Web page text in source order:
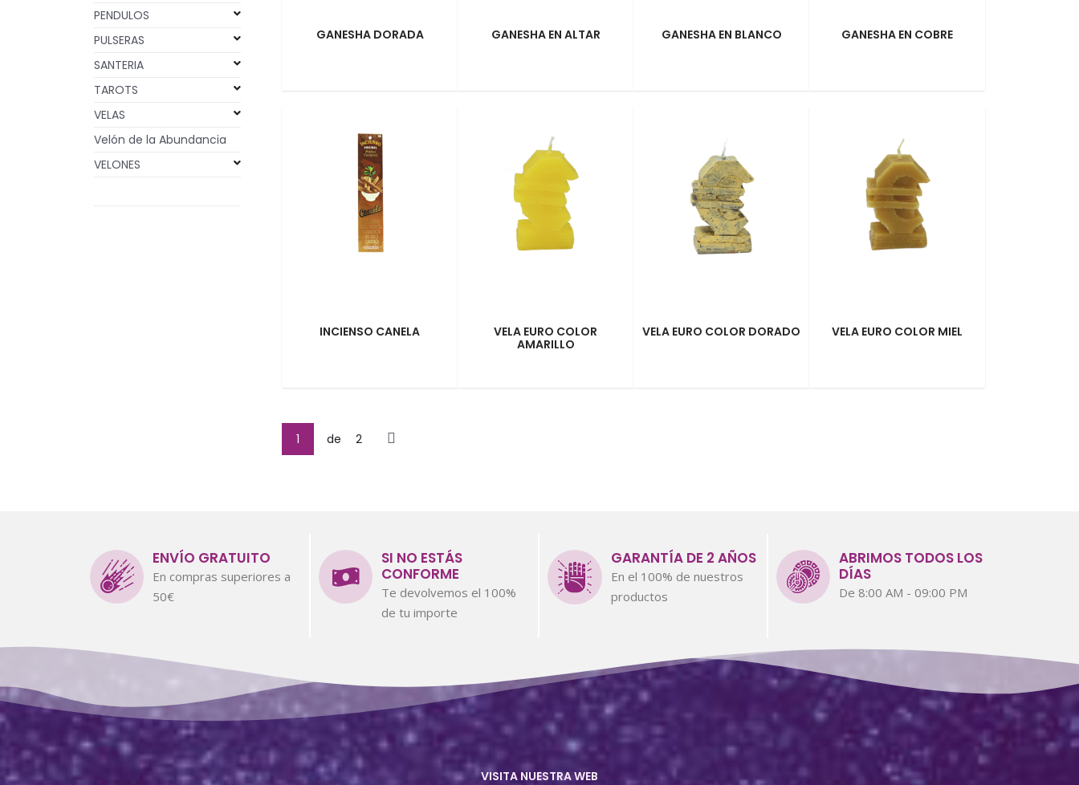
PENDULOS
PULSERAS
SANTERIA
TAROTS
VELAS
Velón de la Abundancia
VELONES
GANESHA DORADA GANESHA EN ALTAR GANESHA EN BLANCO GANESHA EN COBRE
INCIENSO CANELA
VELA EURO COLOR
AMARILLO
VELA EURO COLOR DORADO VELA EURO COLOR MIEL
1 de 2
ENVÍO GRATUITO
En compras superiores a
50€
SI NO ESTÁS
CONFORME
Te devolvemos el 100%
de tu importe
GARANTÍA DE 2 AÑOS
En el 100% de nuestros
productos
ABRIMOS TODOS LOS
DÍAS
De 8:00 AM - 09:00 PM
VISITA NUESTRA WEB